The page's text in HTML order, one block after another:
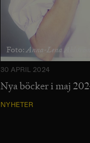
Foto:Anna-Lena
30 APRIL 2024
Nya böcker i maj
NYHETER